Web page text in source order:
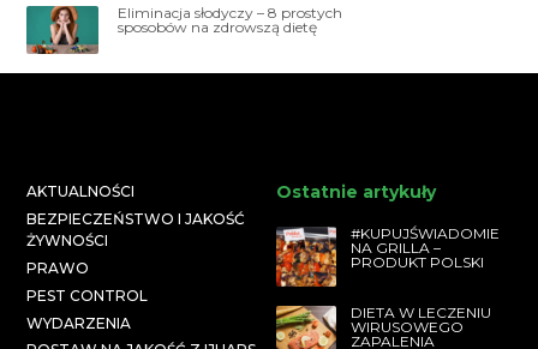
Eliminacja słodyczy – 8 prostych
sposobów na zdrowszą dietę
AKTUALNOŚCI
BEZPIECZEŃSTWO I JAKOŚĆ
ŻYWNOŚCI
PRAWO
PEST CONTROL
WYDARZENIA
Ostatnie artykuły
#KUPUJŚWIADOMIE
NA GRILLA –
PRODUKT POLSKI
DIETA W LECZENIU
WIRUSOWEGO
ZAPALENIA